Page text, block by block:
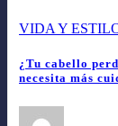
VIDA Y
¿Tu cabello
necesita más